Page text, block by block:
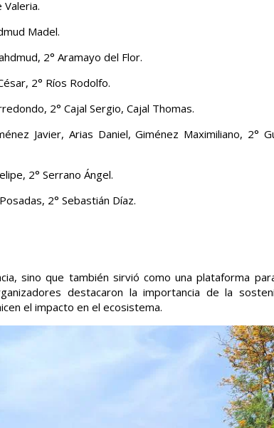
Valeria.
Madel.
2° Aramayo del Flor.
2° Ríos Rodolfo.
2° Cajal Sergio, Cajal Thomas.
Javier, Arias Daniel, Giménez Maximiliano, 2°
2° Serrano Ángel.
2° Sebastián Díaz.
sino que también sirvió como una plataforma
destacaron la importancia de la
el impacto en el ecosistema.